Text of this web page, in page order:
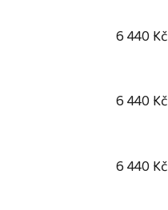
6 440 Kč
6 440 Kč
6 440 Kč